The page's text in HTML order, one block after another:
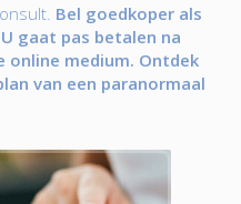
Bel goedkoper als
gaat pas betalen na
medium. Ontdek
van een paranormaal